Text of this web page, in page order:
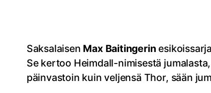
Saksalaisen Max Baitingerin
Se kertoo Heimdall-nimisestä
päinvastoin kuin veljensä Thor, sään